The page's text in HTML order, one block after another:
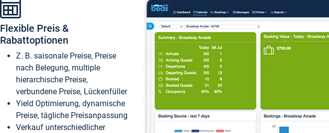
Flexible Preis &
Rabattoptionen
Z. B. saisonale Preise, Preise
nach Belegung, multiple
hierarchische Preise,
verbundene Preise, Lückenfüller
Yield Optimierung, dynamische
Preise, tägliche Preisanpassung
Verkauf unterschiedlicher